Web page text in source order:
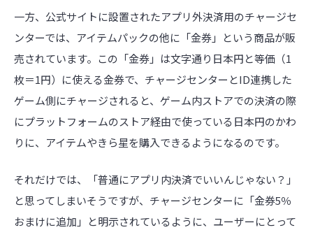
一方、公式サイトに設置されたアプリ外決済用のチャージセ
ンターでは、アイテムパックの他に「金券」という商品が販
売されています。この「金券」は文字通り日本円と等価（1
枚＝1円）に使える金券で、チャージセンターとID連携した
ゲーム側にチャージされると、ゲーム内ストアでの決済の際
にプラットフォームのストア経由で使っている日本円のかわ
りに、アイテムやきら星を購入できるようになるのです。
それだけでは、「普通にアプリ内決済でいいんじゃない？」
と思ってしまいそうですが、チャージセンターに「金券5％
おまけに追加」と明示されているように、ユーザーにとって